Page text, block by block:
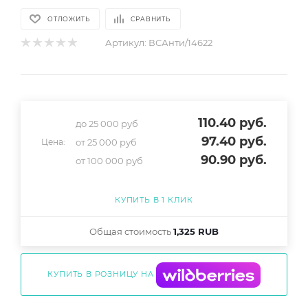
ОТЛОЖИТЬ СРАВНИТЬ
Артикул: ВСАнти/14622
Цена:
до 25 000 руб 110.40 руб.
от 25 000 руб 97.40 руб.
от 100 000 руб 90.90 руб.
КУПИТЬ В 1 КЛИК
Общая стоимость1,325 RUB
КУПИТЬ В РОЗНИЦУ НА